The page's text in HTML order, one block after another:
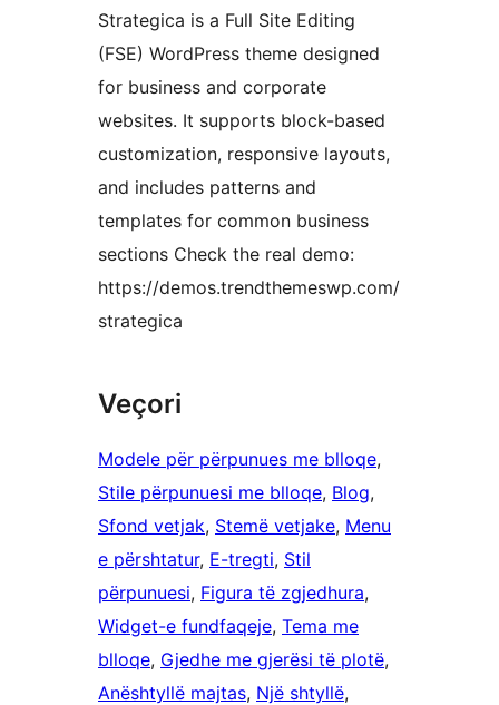
Strategica is a Full Site Editing
(FSE) WordPress theme designed
for business and corporate
websites. It supports block-based
customization, responsive layouts,
and includes patterns and
templates for common business
sections Check the real demo:
https://demos.trendthemeswp.com/
strategica
Veçori
Modele për përpunues me blloqe
Stile përpunuesi me blloqe, Blog
Sfond vetjak, Stemë vetjake, Menu
e përshtatur, E-tregti, Stil
përpunuesi, Figura të zgjedhura
Widget-e fundfaqeje, Tema me
blloqe, Gjedhe me gjerësi të plotë
Anështyllë majtas, Një shtyllë